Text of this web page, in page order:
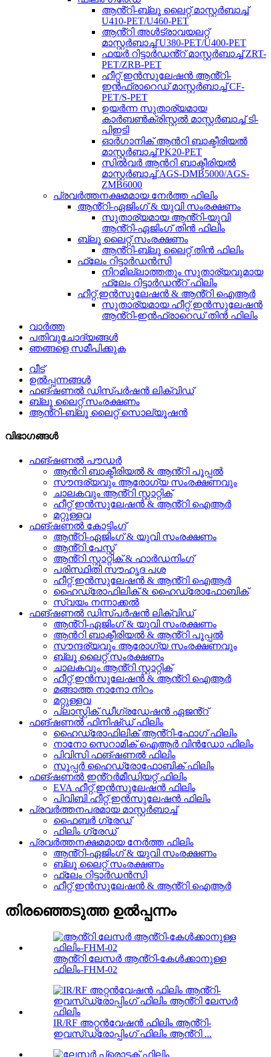
ആൻ്റി-ബ്ലൂ ലൈറ്റ് മാസ്റ്റർബാച്ച്
U410-PET/U460-PET
ആൻ്റി അൾട്രാവയലറ്റ്
മാസ്റ്റർബാച്ച് U380-PET/U400-PET
ഫയർ റിട്ടാർഡൻ്റ് മാസ്റ്റർബാച്ച് ZRT-
PET/ZRB-PET
ഹീറ്റ് ഇൻസുലേഷൻ ആൻ്റി-
ഇൻഫ്രാറെഡ് മാസ്റ്റർബാച്ച് CF-
PET/S-PET
ഉയർന്ന സുതാര്യമായ
കാർബൺക്രിസ്റ്റൽ മാസ്റ്റർബാച്ച് ടി-
പിഇടി
ഓർഗാനിക് ആൻറി ബാക്ടീരിയൽ
മാസ്റ്റർബാച്ച് PK20-PET
സിൽവർ ആൻറി ബാക്ടീരിയൽ
മാസ്റ്റർബാച്ച് AGS-DMB5000/AGS-
ZMB6000
പ്രവർത്തനക്ഷമമായ നേർത്ത ഫിലിം
ആൻ്റി-ഏജിംഗ് & യുവി സംരക്ഷണം
സുതാര്യമായ ആൻ്റി-യുവി
ആൻ്റി-ഏജിംഗ് തിൻ ഫിലിം
ബ്ലൂ ലൈറ്റ് സംരക്ഷണം
ആൻ്റി-ബ്ലൂ ലൈറ്റ് തിൻ ഫിലിം
ഫ്ലേം റിട്ടാർഡൻസി
നിറമില്ലാത്തതും സുതാര്യവുമായ
ഫ്ലേം റിട്ടാർഡൻ്റ് ഫിലിം
ഹീറ്റ് ഇൻസുലേഷൻ & ആൻ്റി ഐആർ
സുതാര്യമായ ഹീറ്റ് ഇൻസുലേഷൻ
ആൻ്റി-ഇൻഫ്രാറെഡ് തിൻ ഫിലിം
വാർത്ത
പതിവുചോദ്യങ്ങൾ
ഞങ്ങളെ സമീപിക്കുക
വീട്
ഉൽപ്പന്നങ്ങൾ
ഫങ്ഷണൽ ഡിസ്പർഷൻ ലിക്വിഡ്
ബ്ലൂ ലൈറ്റ് സംരക്ഷണം
ആൻ്റി-ബ്ലൂ ലൈറ്റ് സൊല്യൂഷൻ
വിഭാഗങ്ങൾ
ഫങ്ഷണൽ പൗഡർ
ആൻറി ബാക്ടീരിയൽ & ആൻ്റി പൂപ്പൽ
സൗന്ദര്യവും ആരോഗ്യ സംരക്ഷണവും
ചാലകവും ആൻ്റി സ്റ്റാറ്റിക്
ഹീറ്റ് ഇൻസുലേഷൻ & ആൻ്റി ഐആർ
മറ്റുള്ളവ
ഫങ്ഷണൽ കോട്ടിംഗ്
ആൻ്റി-ഏജിംഗ് & യുവി സംരക്ഷണം
ആൻ്റി പേസ്റ്റ്
ആൻ്റി സ്റ്റാറ്റിക് & ഹാർഡനിംഗ്
പരിസ്ഥിതി സൗഹൃദ പശ
ഹീറ്റ് ഇൻസുലേഷൻ & ആൻ്റി ഐആർ
ഹൈഡ്രോഫിലിക് & ഹൈഡ്രോഫോബിക്
സ്വയം നന്നാക്കൽ
ഫങ്ഷണൽ ഡിസ്പർഷൻ ലിക്വിഡ്
ആൻ്റി-ഏജിംഗ് & യുവി സംരക്ഷണം
ആൻറി ബാക്ടീരിയൽ & ആൻ്റി പൂപ്പൽ
സൗന്ദര്യവും ആരോഗ്യ സംരക്ഷണവും
ബ്ലൂ ലൈറ്റ് സംരക്ഷണം
ചാലകവും ആൻ്റി സ്റ്റാറ്റിക്
ഹീറ്റ് ഇൻസുലേഷൻ & ആൻ്റി ഐആർ
മങ്ങാത്ത നാനോ നിറം
മറ്റുള്ളവ
പ്ലാസ്റ്റിക് ഡീഗ്രഡേഷൻ ഏജൻ്റ്
ഫങ്ഷണൽ ഫിനിഷ്ഡ് ഫിലിം
ഹൈഡ്രോഫിലിക് ആൻ്റി-ഫോഗ് ഫിലിം
നാനോ സെറാമിക് ഐആർ വിൻഡോ ഫിലിം
പിവിസി ഫങ്ഷണൽ ഫിലിം
സൂപ്പർ ഹൈഡ്രോഫോബിക് ഫിലിം
ഫങ്ഷണൽ ഇൻ്റർമീഡിയറ്റ് ഫിലിം
EVA ഹീറ്റ് ഇൻസുലേഷൻ ഫിലിം
പിവിബി ഹീറ്റ് ഇൻസുലേഷൻ ഫിലിം
പ്രവർത്തനപരമായ മാസ്റ്റർബാച്ച്
ഫൈബർ ഗ്രേഡ്
ഫിലിം ഗ്രേഡ്
പ്രവർത്തനക്ഷമമായ നേർത്ത ഫിലിം
ആൻ്റി-ഏജിംഗ് & യുവി സംരക്ഷണം
ബ്ലൂ ലൈറ്റ് സംരക്ഷണം
ഫ്ലേം റിട്ടാർഡൻസി
ഹീറ്റ് ഇൻസുലേഷൻ & ആൻ്റി ഐആർ
തിരഞ്ഞെടുത്ത ഉൽപ്പന്നം
ആൻ്റി ലേസർ ആൻ്റി-കേൾക്കാനുള്ള
ഫിലിം-FHM-02
IR/RF അറ്റൻവേഷൻ ഫിലിം ആൻ്റി-
ഇവസ്‌ഡ്രോപ്പിംഗ് ഫിലിം ആൻ്റി ...